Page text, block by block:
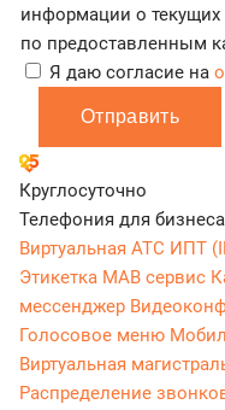
информации о текущих
по предоставленным
Я даю согласие на
Отправить
Круглосуточно
Телефония для бизнеса
Виртуальная АТС ИПТ
Этикетка МАВ сервис
мессенджер
Голосовое меню
Виртуальная
Распределение